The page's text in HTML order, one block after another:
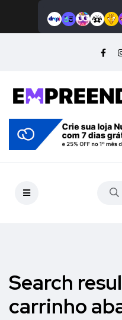
Search
carrinho